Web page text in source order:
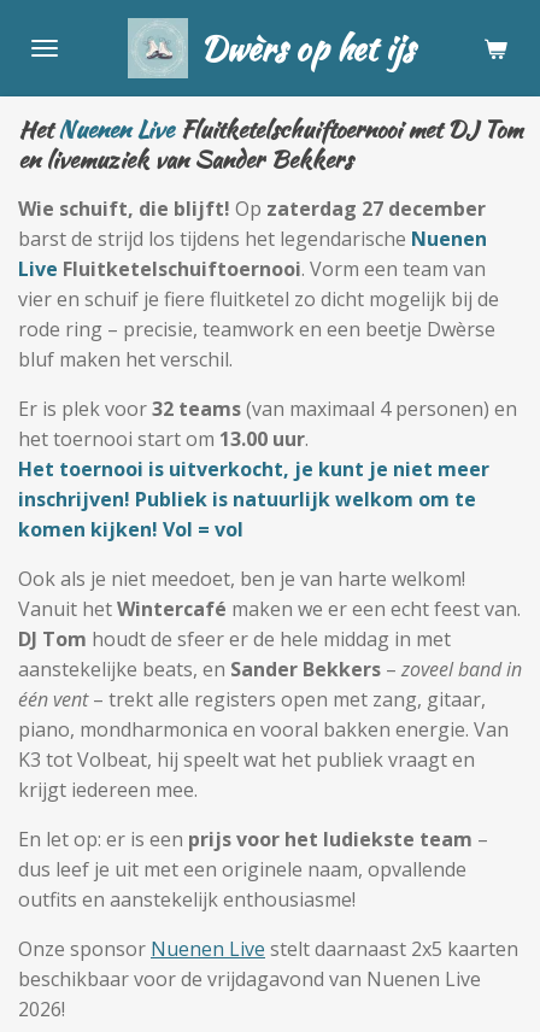
direct
de
hoofdinhoud
Dwèrs op het ijs
HetNuenen LiveFluitketelschuiftoernooi met DJ Tom
en livemuziek van Sander Bekkers
Wie schuift, die blijft! Op zaterdag 27 december
barst de strijd los tijdens het legendarische Nuenen
Live Fluitketelschuiftoernooi. Vorm een team van
vier en schuif je fiere fluitketel zo dicht mogelijk bij de
rode ring – precisie, teamwork en een beetje Dwèrse
bluf maken het verschil.
Er is plek voor32 teams(van maximaal 4 personen) en
het toernooi start om 13.00 uur.
Het toernooi is uitverkocht, je kunt je niet meer
inschrijven! Publiek is natuurlijk welkom om te
komen kijken! Vol = vol
Ook als je niet meedoet, ben je van harte welkom!
Vanuit hetWintercafé maken we er een echt feest van.
DJ Tom houdt de sfeer er de hele middag in met
aanstekelijke beats, en Sander Bekkers – zoveel band in
één vent– trekt alle registers open met zang, gitaar,
piano, mondharmonica en vooral bakken energie. Van
K3 tot Volbeat, hij speelt wat het publiek vraagt en
krijgt iedereen mee.
En let op: er is een prijs voor het ludiekste team –
dus leef je uit met een originele naam, opvallende
outfits en aanstekelijk enthousiasme!
Onze sponsor Nuenen Live stelt daarnaast 2x5 kaarten
beschikbaar voor de vrijdagavond van Nuenen Live
2026!